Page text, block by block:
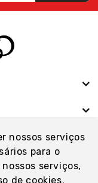
nossos serviços
para o
serviços,
de cookies.